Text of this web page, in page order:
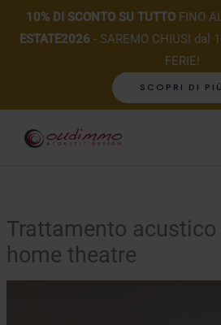
10% DI SCONTO SU TUTTO FINO
ESTATE2026- SAREMO CHIUSI dal
FERIE!
SCOPRI DI PIÙ
Trattamento acustico
home theatre